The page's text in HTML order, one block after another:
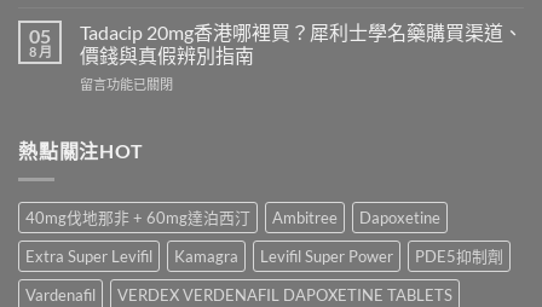
粒
多
錢？
與
藥
購
買
比
較〉
必
利
勁
怎
2026
果、
價
錢、
副
作
學
名
藥
邊
Cenforce-
與
Kamagra
Oral
Jelly
全
05
8 月
Tadacip 20mg香港哪裡買？犀利士學名藥購買渠道、
價錢與真假辨別指南
在
香
港
裡
買？
犀
利
士
留言功能已關閉
熱點關注HOT
40mg伐地那非 + 60mg達泊西汀 Ambitree
Dapoxetine
Extra Super Levifil
Kamagra Levifil Super Power
PDE5抑制劑
Vardenafil
VERDEX VERDENAFIL DAPOXETINE TABLETS